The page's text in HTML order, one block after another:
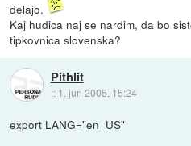
delajo.
Kaj hudica naj se nardim, da bo
tipkovnica slovenska?
Pithlit
:: 1. jun 2005, 15:24
export LANG="en_US"